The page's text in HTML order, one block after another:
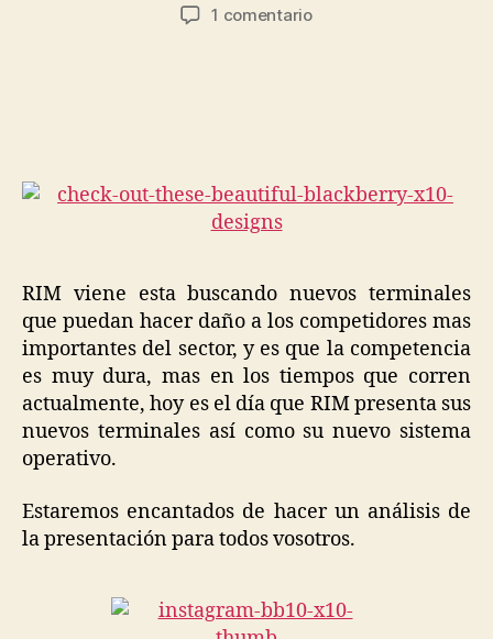
de
1 comentarioen
y
el
RIM viene esta buscando nuevos terminales
que puedan hacer daño a los competidores mas
importantes del sector, y es que la competencia
es muy dura, mas en los tiempos que corren
actualmente, hoy es el día que RIM presenta sus
nuevos terminales así como su nuevo sistema
operativo.
Estaremos encantados de hacer un análisis de
la presentación para todos vosotros.